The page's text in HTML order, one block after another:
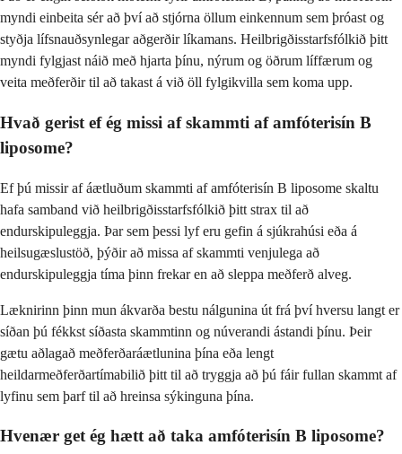
myndi einbeita sér að því að stjórna öllum einkennum sem þróast og
styðja lífsnauðsynlegar aðgerðir líkamans. Heilbrigðisstarfsfólkið þitt
myndi fylgjast náið með hjarta þínu, nýrum og öðrum líffærum og
veita meðferðir til að takast á við öll fylgikvilla sem koma upp.
Hvað gerist ef ég missi af skammti af amfóterisín B
liposome?
Ef þú missir af áætluðum skammti af amfóterisín B liposome skaltu
hafa samband við heilbrigðisstarfsfólkið þitt strax til að
endurskipuleggja. Þar sem þessi lyf eru gefin á sjúkrahúsi eða á
heilsugæslustöð, þýðir að missa af skammti venjulega að
endurskipuleggja tíma þinn frekar en að sleppa meðferð alveg.
Læknirinn þinn mun ákvarða bestu nálgunina út frá því hversu langt er
síðan þú fékkst síðasta skammtinn og núverandi ástandi þínu. Þeir
gætu aðlagað meðferðaráætlunina þína eða lengt
heildarmeðferðartímabilið þitt til að tryggja að þú fáir fullan skammt af
lyfinu sem þarf til að hreinsa sýkinguna þína.
Hvenær get ég hætt að taka amfóterisín B liposome?